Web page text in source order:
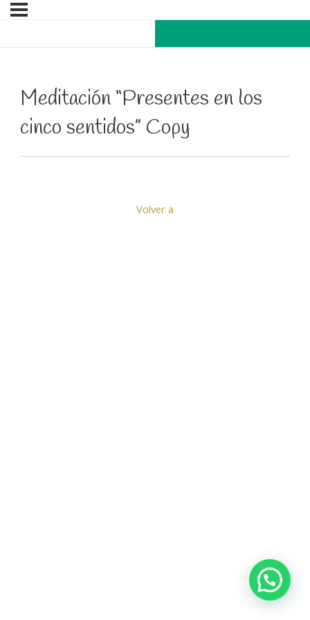
Meditación “Presentes en los
cinco sentidos” Copy
Volver a